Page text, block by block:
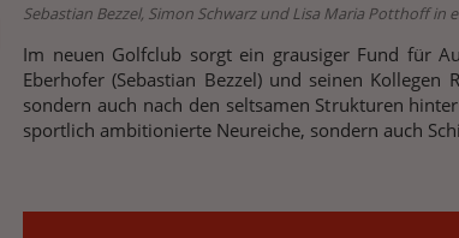
Sebastian Bezzel, Simon Schwarz und Lisa Maria Potthoff in
Im neuen Golfclub sorgt ein grausiger Fund für
Eberhofer (Sebastian Bezzel) und seinen
sondern auch nach den seltsamen Strukturen
sportlich ambitionierte Neureiche, sondern auch